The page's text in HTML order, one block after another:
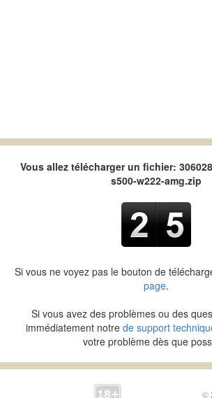
Vous allez télécharger un fichier:
s500-w222-amg.zip
Si vous ne voyez pas le bouton de
page.
Si vous avez des problèmes ou des
immédiatement notre de support
votre problème dès que
©